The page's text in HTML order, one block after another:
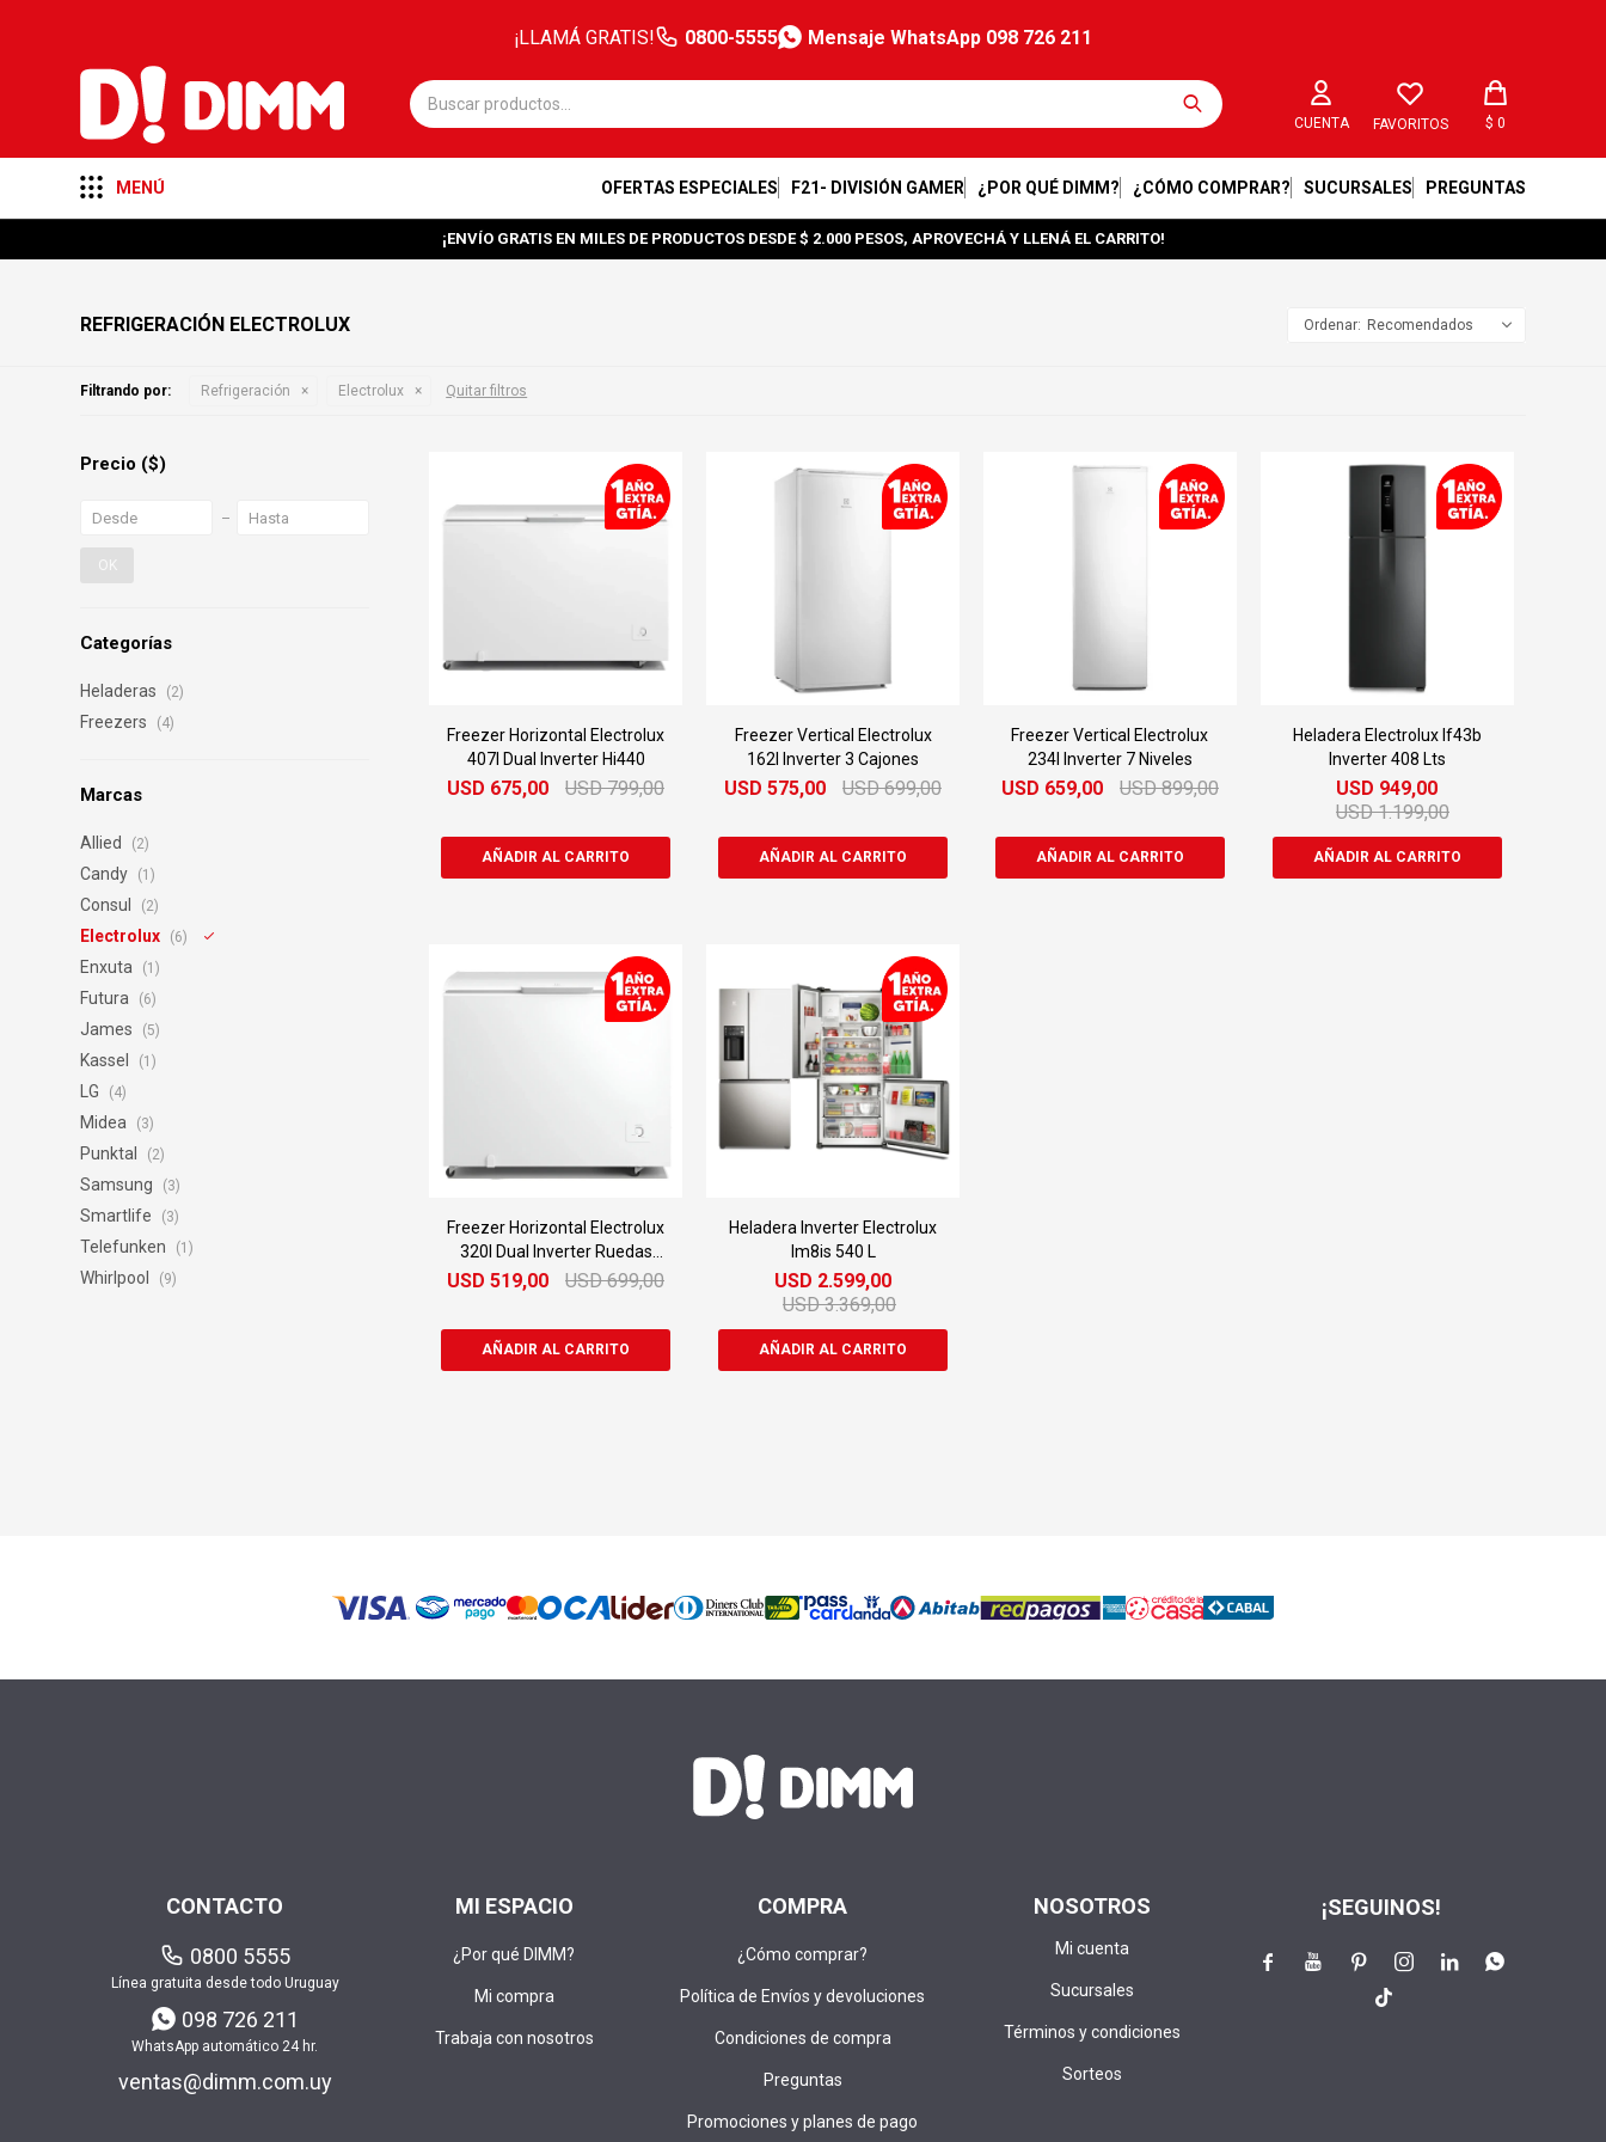
¡LLAMÁ GRATIS! 0800-5555 Mensaje WhatsApp 098 726 211
MENÚ OFERTAS ESPECIALES F21- DIVISIÓN GAMER ¿POR QUÉ DIMM? ¿CÓMO COMPRAR? SUCURSALES PREGUNTAS
FAVORITOS $ 0
¡ENVÍO GRATIS EN MILES DE PRODUCTOS DESDE $ 2.000 PESOS, APROVECHÁ Y LLENÁ EL CARRITO!
REFRIGERACIÓN ELECTROLUX Recomendados
Filtrando por: Refrigeración Electrolux Quitar filtros
Categorías
Heladeras (2)
Freezers (4)
Marcas
Allied (2)
Candy (1)
Consul (2)
Electrolux (6)
Enxuta (1)
Futura (6)
James (5)
Kassel (1)
LG (4)
Midea (3)
Punktal (2)
Samsung (3)
Smartlife (3)
Telefunken (1)
Whirlpool (9)
Precio ($)
OK
Freezer Horizontal Electrolux
407l Dual Inverter Hi440
USD 675,00 USD 799,00
Freezer Vertical Electrolux
162l Inverter 3 Cajones
USD 575,00 USD 699,00
Freezer Vertical Electrolux
234l Inverter 7 Niveles
USD 659,00 USD 899,00
Heladera Electrolux If43b
Inverter 408 Lts
USD 949,00
USD 1.199,00
Freezer Horizontal Electrolux
320l Dual Inverter Ruedas
Hi330
USD 519,00 USD 699,00
Heladera Inverter Electrolux
Im8is 540 L
USD 2.599,00
USD 3.369,00
MI ESPACIO
¿Por qué DIMM?
Mi compra
Trabaja con nosotros
COMPRA
¿Cómo comprar?
Política de Envíos y devoluciones
Condiciones de compra
Preguntas
Promociones y planes de pago
NOSOTROS
Mi cuenta
Sucursales
Términos y condiciones
Sorteos
CONTACTO
0800 5555
Línea gratuita desde todo Uruguay
098 726 211
WhatsApp automático 24 hr.
ventas@dimm.com.uy
¡SEGUINOS!
    

